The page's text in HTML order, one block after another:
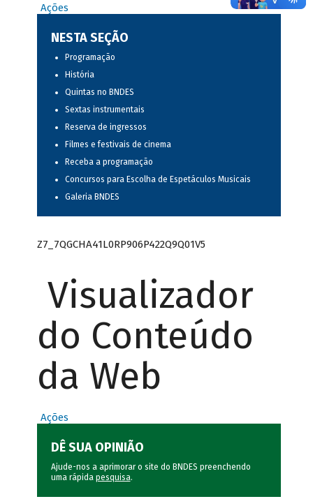
Ações
NESTA SEÇÃO
Programação
História
Quintas no BNDES
Sextas instrumentais
Reserva de ingressos
Filmes e festivais de cinema
Receba a programação
Concursos para Escolha de Espetáculos Musicais
Galeria BNDES
Z7_7QGCHA41L0RP906P422Q9Q01V5
Visualizador
do Conteúdo
da Web
Ações
DÊ SUA OPINIÃO
Ajude-nos a aprimorar o site do BNDES preenchendo
uma rápida pesquisa.